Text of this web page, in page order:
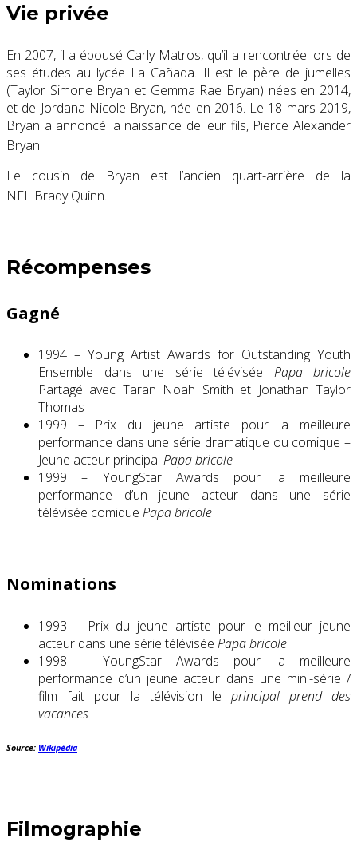
Vie privée
En 2007, il a épousé Carly Matros, qu’il a rencontrée lors de
ses études au lycée La Cañada. Il est le père de jumelles
(Taylor Simone Bryan et Gemma Rae Bryan) nées en 2014,
et de Jordana Nicole Bryan, née en 2016. Le 18 mars 2019,
Bryan a annoncé la naissance de leur fils, Pierce Alexander
Bryan.
Le cousin de Bryan est l’ancien quart-arrière de la
NFL Brady Quinn.
Récompenses
Gagné
1994 – Young Artist Awards for Outstanding Youth
Ensemble dans une série télévisée Papa bricole
Partagé avec Taran Noah Smith et Jonathan Taylor
Thomas
1999 – Prix ​​du jeune artiste pour la meilleure
performance dans une série dramatique ou comique –
Jeune acteur principal Papa bricole
1999 – YoungStar Awards pour la meilleure
performance d’un jeune acteur dans une série
télévisée comique Papa bricole
Nominations
1993 – Prix ​​du jeune artiste pour le meilleur jeune
acteur dans une série télévisée Papa bricole
1998 – YoungStar Awards pour la meilleure
performance d’un jeune acteur dans une mini-série /
film fait pour la télévision le principal prend des
vacances
Source: Wikipédia
Filmographie